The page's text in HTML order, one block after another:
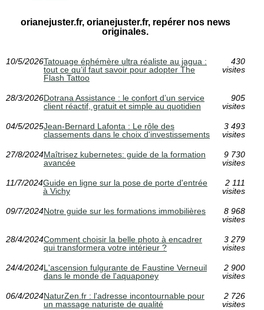
orianejuster.fr, orianejuster.fr, repérer nos news
originales.
10/5/2026Tatouage éphémère ultra réaliste au jagua :
tout ce qu’il faut savoir pour adopter The
Flash Tattoo
430
visites
28/3/2026Dotrana Assistance : le confort d’un service
client réactif, gratuit et simple au quotidien
905
visites
04/5/2025Jean-Bernard Lafonta : Le rôle des
classements dans le choix d'investissements
3 493
visites
27/8/2024Maîtrisez kubernetes: guide de la formation
avancée
9 730
visites
11/7/2024Guide en ligne sur la pose de porte d'entrée
à Vichy
2 111
visites
09/7/2024Notre guide sur les formations immobilières
8 968
visites
28/4/2024Comment choisir la belle photo à encadrer
qui transformera votre intérieur ?
3 279
visites
24/4/2024L'ascension fulgurante de Faustine Verneuil
dans le monde de l'aquaponey
2 900
visites
06/4/2024NaturZen.fr : l'adresse incontournable pour
un massage naturiste de qualité
2 726
visites